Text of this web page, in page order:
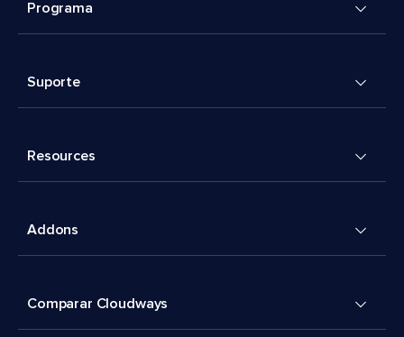
Programa
Suporte
Resources
Addons
Comparar Cloudways